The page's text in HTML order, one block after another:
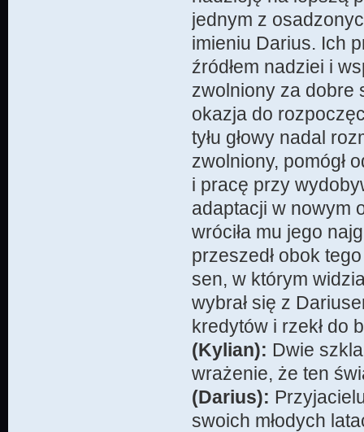
jednym z
imieniu Darius. Ich
źródłem nadziei i
zwolniony za dobre
okazja do
tyłu głowy nadal
zwolniony, pomógł
i pracę przy
adaptacji w nowym
wróciła mu jego
przeszedł obok
sen, w którym
wybrał się z
kredytów i rzekł do
(Kylian): Dwie
wrażenie, że ten
(Darius):
swoich młodych